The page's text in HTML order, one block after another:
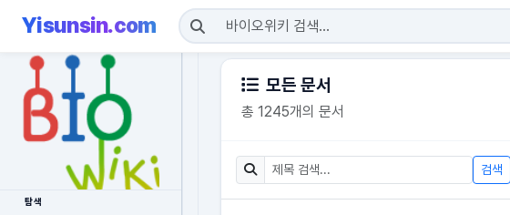
Yisunsin.com
탐색
모든 문서
총 1245개의 문서
검색